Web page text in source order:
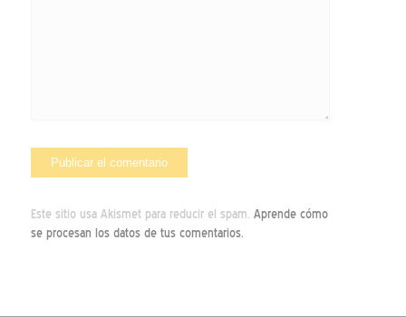
Este sitio usa Akismet para reducir el spam. Aprende cómo
se procesan los datos de tus comentarios.